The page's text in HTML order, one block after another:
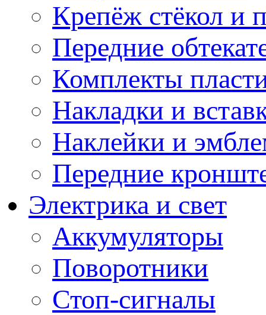
Крепёж стёкол и
Передние
Комплекты
Накладки и
Наклейки и
Передние
Электрика и свет
Аккумуляторы
Поворотники
Стоп-сигналы